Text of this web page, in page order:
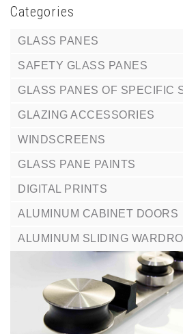
Categories
GLASS PANES
SAFETY GLASS PANES
GLASS PANES OF SPECIFIC
GLAZING ACCESSORIES
WINDSCREENS
GLASS PANE PAINTS
DIGITAL PRINTS
ALUMINUM CABINET DOORS
ALUMINUM SLIDING